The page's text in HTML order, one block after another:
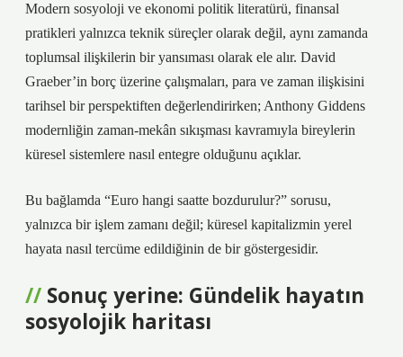
Modern sosyoloji ve ekonomi politik literatürü, finansal
pratikleri yalnızca teknik süreçler olarak değil, aynı zamanda
toplumsal ilişkilerin bir yansıması olarak ele alır. David
Graeber’in borç üzerine çalışmaları, para ve zaman ilişkisini
tarihsel bir perspektiften değerlendirirken; Anthony Giddens
modernliğin zaman-mekân sıkışması kavramıyla bireylerin
küresel sistemlere nasıl entegre olduğunu açıklar.
Bu bağlamda “Euro hangi saatte bozdurulur?” sorusu,
yalnızca bir işlem zamanı değil; küresel kapitalizmin yerel
hayata nasıl tercüme edildiğinin de bir göstergesidir.
Sonuç yerine: Gündelik hayatın
sosyolojik haritası